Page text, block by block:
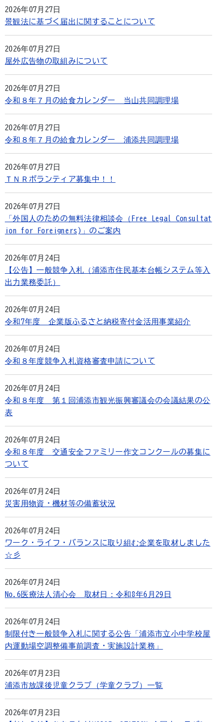
2026年07月27日
景観法に基づく届出に関することについて
2026年07月27日
屋外広告物の取組みについて
2026年07月27日
令和８年７月の給食カレンダー 当山共同調理場
2026年07月27日
令和８年７月の給食カレンダー 浦添共同調理場
2026年07月27日
ＴＮＲボランティア募集中！！
2026年07月27日
「外国人のための無料法律相談会（Free Legal Consultat
ion for Foreigners)」のご案内
2026年07月24日
【公告】一般競争入札（浦添市住民基本台帳システム等入
出力業務委託）
2026年07月24日
令和7年度 企業版ふるさと納税寄付金活用事業紹介
2026年07月24日
令和８年度競争入札資格審査申請について
2026年07月24日
令和８年度 第１回浦添市観光振興審議会の会議結果の公
表
2026年07月24日
令和８年度 交通安全ファミリー作文コンクールの募集に
ついて
2026年07月24日
災害用物資・機材等の備蓄状況
2026年07月24日
ワーク・ライフ・バランスに取り組む企業を取材しました
☆彡
2026年07月24日
No.6医療法人清心会 取材日：令和8年6月29日
2026年07月24日
制限付き一般競争入札に関する公告「浦添市立小中学校屋
内運動場空調整備事前調査・実施設計業務」
2026年07月23日
浦添市放課後児童クラブ（学童クラブ）一覧
2026年07月23日